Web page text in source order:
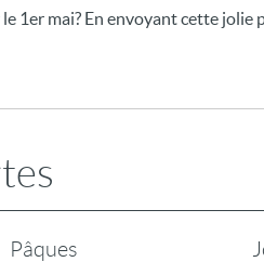
1er mai? En envoyant cette
Pâques